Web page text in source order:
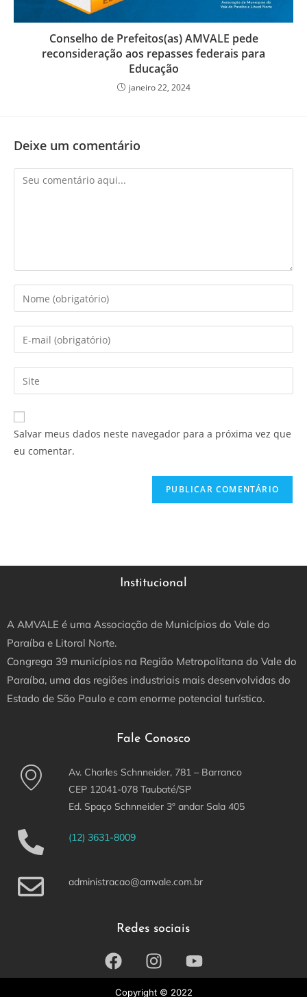
Conselho de Prefeitos(as) AMVALE pede
reconsideração aos repasses federais para
Educação
janeiro 22, 2024
Deixe um comentário
Salvar meus dados neste navegador para a próxima vez que
eu comentar.
Institucional
A AMVALE é uma Associação de Municípios do Vale do
Paraíba e Litoral Norte.
Congrega 39 municípios na Região Metropolitana do Vale do
Paraíba, uma das regiões industriais mais desenvolvidas do
Estado de São Paulo e com enorme potencial turístico.
Fale Conosco
Av. Charles Schnneider, 781 – Barranco
CEP 12041-078 Taubaté/SP
Ed. Spaço Schnneider 3º andar Sala 405
(12) 3631-8009
administracao@amvale.com.br
Redes sociais
Copyright © 2022